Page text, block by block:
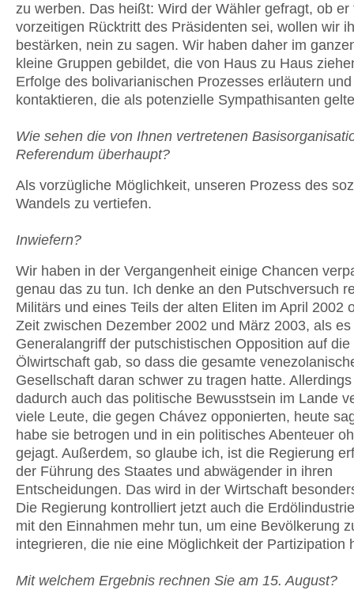
zu werben. Das heißt: Wird der Wähler gefragt, ob er
vorzeitigen Rücktritt des Präsidenten sei, wollen wir
bestärken, nein zu sagen. Wir haben daher im
kleine Gruppen gebildet, die von Haus zu Haus
Erfolge des bolivarianischen Prozesses erläutern
kontaktieren, die als potenzielle Sympathisanten
Wie sehen die von Ihnen vertretenen
Referendum überhaupt?
Als vorzügliche Möglichkeit, unseren Prozess des
Wandels zu vertiefen.
Inwiefern?
Wir haben in der Vergangenheit einige Chancen
genau das zu tun. Ich denke an den Putschversuch
Militärs und eines Teils der alten Eliten im April 2002
Zeit zwischen Dezember 2002 und März 2003, als
Generalangriff der putschistischen Opposition auf die
Ölwirtschaft gab, so dass die gesamte
Gesellschaft daran schwer zu tragen hatte.
dadurch auch das politische Bewusstsein im Lande
viele Leute, die gegen Chávez opponierten, heute
habe sie betrogen und in ein politisches Abenteuer
gejagt. Außerdem, so glaube ich, ist die Regierung
der Führung des Staates und abwägender in ihren
Entscheidungen. Das wird in der Wirtschaft
Die Regierung kontrolliert jetzt auch die
mit den Einnahmen mehr tun, um eine Bevölkerung
integrieren, die nie eine Möglichkeit der Partizipation
Mit welchem Ergebnis rechnen Sie am 15. August?